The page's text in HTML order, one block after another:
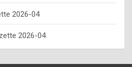
h
o
2026-04
2026-04